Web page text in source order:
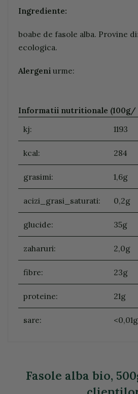
Ingrediente:
boabe de fasole alba. Provine
ecologica.
Alergeni urme:
Informatii nutritionale (100g/
kj:
1193
kcal: 284
grasimi: 1,6g
acizi_grasi_saturati: 0,2g
glucide: 35g
zaharuri: 2,0g
fibre: 23g
proteine: 21g
sare: <0,01g
Fasole alba bio,